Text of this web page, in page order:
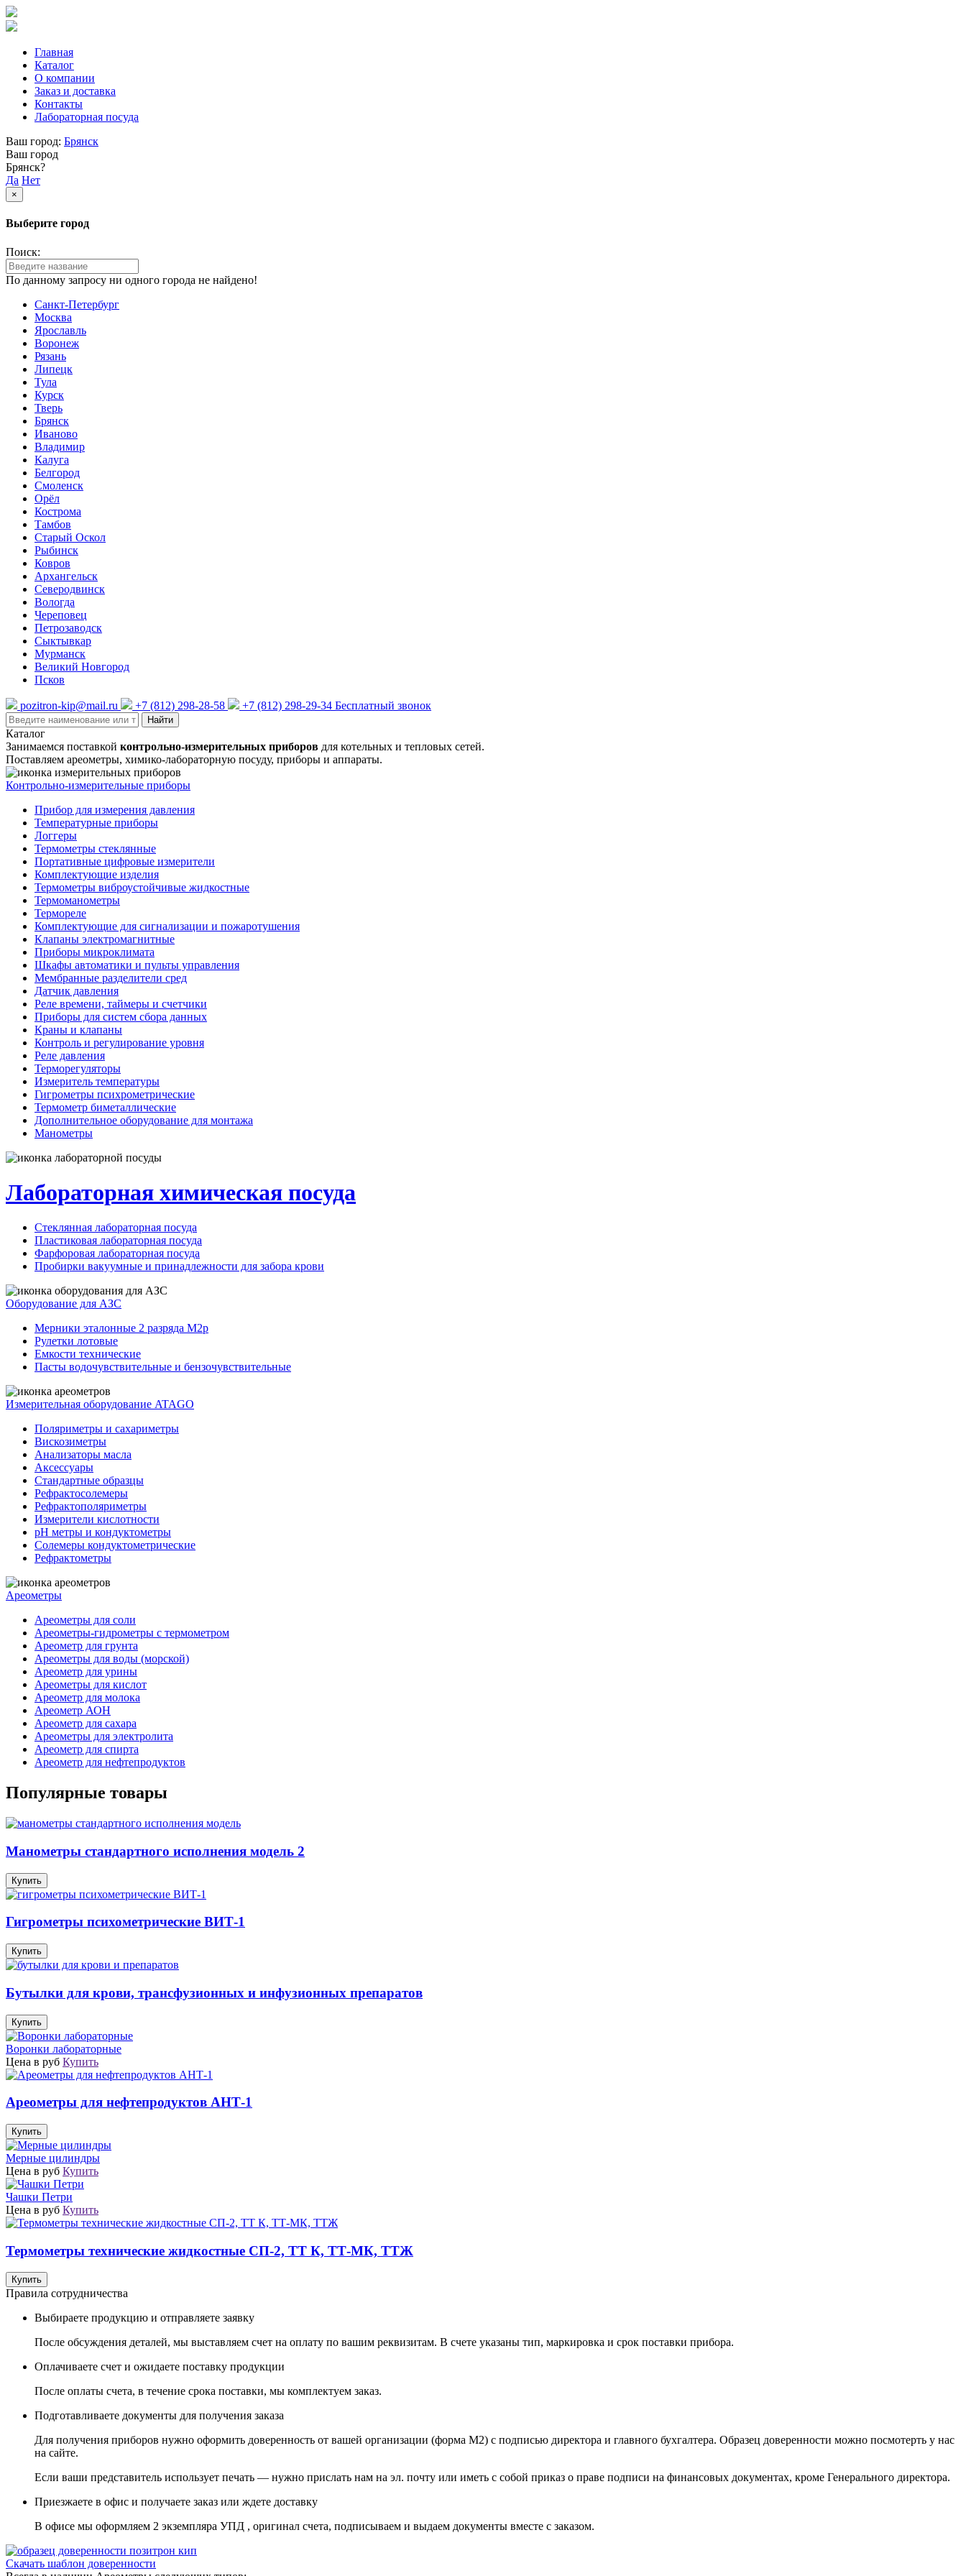
Главная
Каталог
О компании
Заказ и доставка
Контакты
Лабораторная посуда
Ваш город: Брянск
Ваш город
Брянск?
Да Нет
×
Выберите город
Поиск:
По данному запросу ни одного города не найдено!
Санкт-Петербург
Москва
Ярославль
Воронеж
Рязань
Липецк
Тула
Курск
Тверь
Брянск
Иваново
Владимир
Калуга
Белгород
Смоленск
Орёл
Кострома
Тамбов
Старый Оскол
Рыбинск
Ковров
Архангельск
Северодвинск
Вологда
Череповец
Петрозаводск
Сыктывкар
Мурманск
Великий Новгород
Псков
pozitron-kip@mail.ru +7 (812) 298-28-58 +7 (812) 298-29-34 Бесплатный звонок
Найти
Каталог
Занимаемся поставкой контрольно-измерительных приборов для котельных и тепловых сетей.
Поставляем ареометры, химико-лабораторную посуду, приборы и аппараты.
Контрольно-измерительные приборы
Прибор для измерения давления
Температурные приборы
Логгеры
Термометры стеклянные
Портативные цифровые измерители
Комплектующие изделия
Термометры виброустойчивые жидкостные
Термоманометры
Термореле
Комплектующие для сигнализации и пожаротушения
Клапаны электромагнитные
Приборы микроклимата
Шкафы автоматики и пульты управления
Мембранные разделители сред
Датчик давления
Реле времени, таймеры и счетчики
Приборы для систем сбора данных
Краны и клапаны
Контроль и регулирование уровня
Реле давления
Терморегуляторы
Измеритель температуры
Гигрометры психрометрические
Термометр биметаллические
Дополнительное оборудование для монтажа
Манометры
Лабораторная химическая посуда
Стеклянная лабораторная посуда
Пластиковая лабораторная посуда
Фарфоровая лабораторная посуда
Пробирки вакуумные и принадлежности для забора крови
Оборудование для АЗС
Мерники эталонные 2 разряда М2р
Рулетки лотовые
Емкости технические
Пасты водочувствительные и бензочувствительные
Измерительная оборудование ATAGO
Поляриметры и сахариметры
Вискозиметры
Анализаторы масла
Аксессуары
Стандартные образцы
Рефрактосолемеры
Рефрактополяриметры
Измерители кислотности
pH метры и кондуктометры
Солемеры кондуктометрические
Рефрактометры
Ареометры
Ареометры для соли
Ареометры-гидрометры с термометром
Ареометр для грунта
Ареометры для воды (морской)
Ареометр для урины
Ареометры для кислот
Ареометр для молока
Ареометр АОН
Ареометр для сахара
Ареометры для электролита
Ареометр для спирта
Ареометр для нефтепродуктов
Популярные товары
Манометры стандартного исполнения модель 2
Купить
Гигрометры психометрические ВИТ-1
Купить
Бутылки для крови, трансфузионных и инфузионных препаратов
Купить
Воронки лабораторные
Цена в руб Купить
Ареометры для нефтепродуктов АНТ-1
Купить
Мерные цилиндры
Цена в руб Купить
Чашки Петри
Цена в руб Купить
Термометры технические жидкостные СП-2, ТТ К, ТТ-МК, ТТЖ
Купить
Правила сотрудничества
Выбираете продукцию и отправляете заявку
После обсуждения деталей, мы выставляем счет на оплату по вашим реквизитам. В счете указаны тип, маркировка и срок поставки прибора.
Оплачиваете счет и ожидаете поставку продукции
После оплаты счета, в течение срока поставки, мы комплектуем заказ.
Подготавливаете документы для получения заказа
Для получения приборов нужно оформить доверенность от вашей организации (форма М2) с подписью директора и главного бухгалтера. Образец доверенности можно посмотерть у нас
на сайте.
Если ваши представитель использует печать — нужно прислать нам на эл. почту или иметь с собой приказ о праве подписи на финансовых документах, кроме Генерального директора.
Приезжаете в офис и получаете заказ или ждете доставку
В офисе мы оформляем 2 экземпляра УПД , оригинал счета, подписываем и выдаем документы вместе с заказом.
Скачать шаблон доверенности